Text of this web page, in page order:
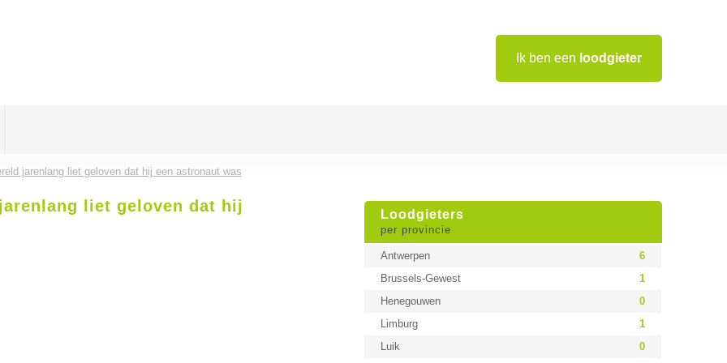
Ik ben een loodgieter
jarenlang liet geloven dat hij een astronaut was
Loodgieters
per provincie
Antwerpen
6
Brussels-Gewest
1
Henegouwen
0
Limburg
1
Luik
0
liet geloven dat hij